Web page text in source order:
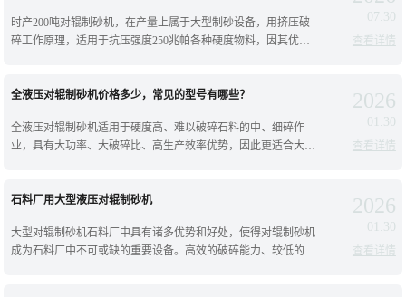
时产200吨对辊制砂机，在产量上属于大型制砂设备，用挤压破
碎工作原理，适用于抗压强度250兆帕各种硬度物料，因其优化
07.30
查看详情
全液压对辊制砂机价格多少，常见的型号有哪些？
全液压对辊制砂机适用于硬度高、难以破碎石料的中、细碎作
业，具有大功率、大破碎比、高生产效率优势，因此更适合大型
2026
01.30
查看详情
石料厂用大型液压对辊制砂机
大型对辊制砂机石料厂中具有诸多优势和好处，使得对辊制砂机
成为石料厂中不可或缺的重要设备。高效的破碎能力、较低的能
2026
01.30
查看详情